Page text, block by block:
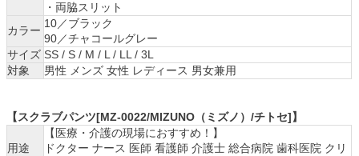
・両脇スリット
カラー
10／ブラック
90／チャコールグレー
サイズ SS / S / M / L / LL / 3L
対象
男性 メンズ 女性 レディース 男女兼用
【スクラブパンツ[MZ-0022/MIZUNO（ミズノ）/チトセ]】
用途
【医療・介護の現場におすすめ！】
ドクター ナース 医師 看護師 介護士 総合病院 歯科医院 クリ